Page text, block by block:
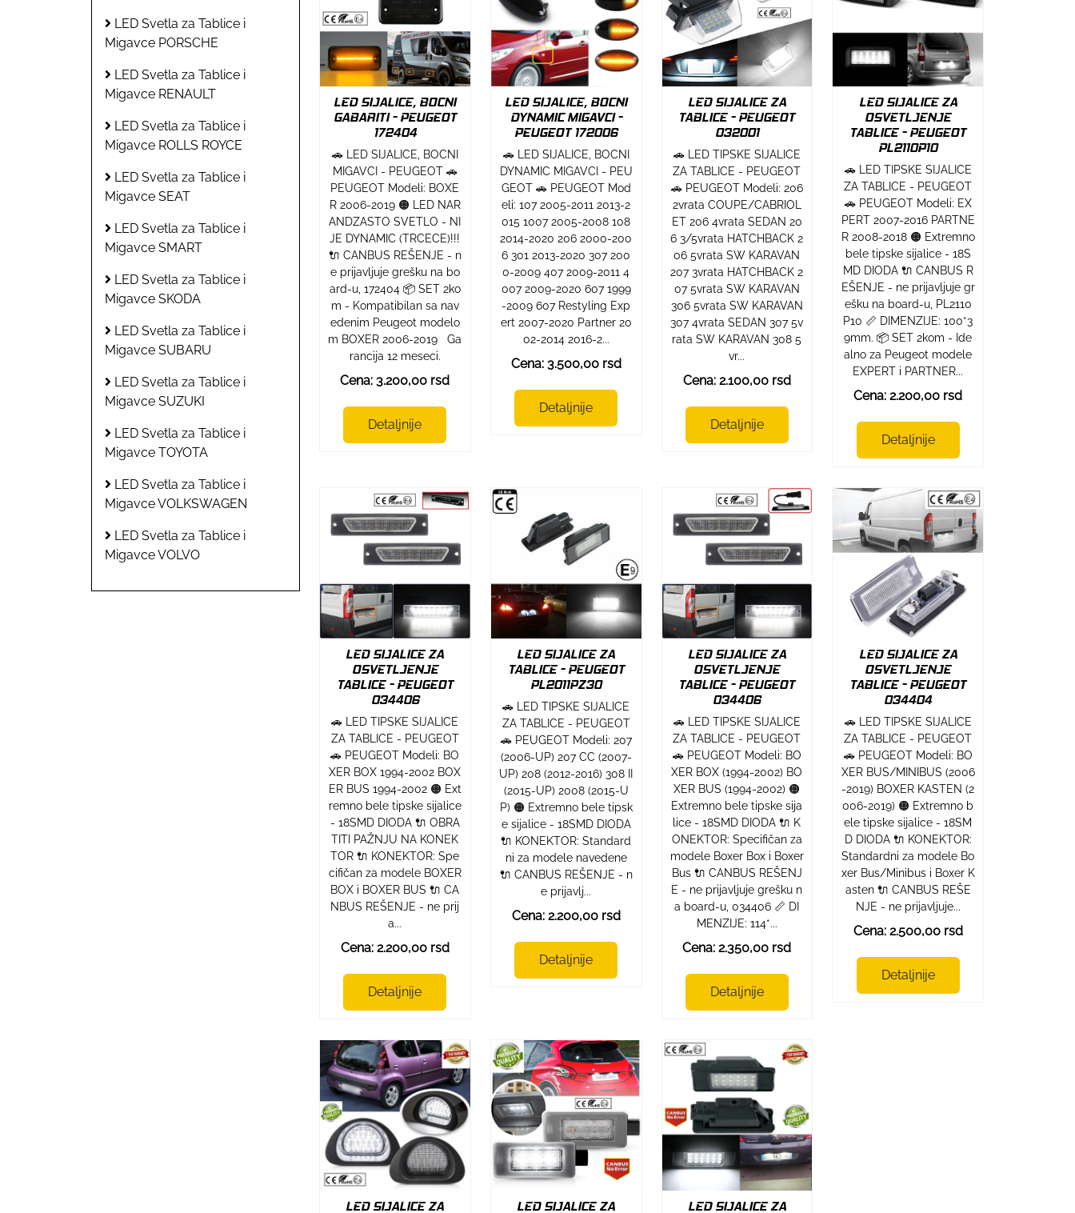
LED Svetla za Tablice i
Migavce PORSCHE
LED Svetla za Tablice i
Migavce RENAULT
LED Svetla za Tablice i
Migavce ROLLS ROYCE
LED Svetla za Tablice i
Migavce SEAT
LED Svetla za Tablice i
Migavce SMART
LED Svetla za Tablice i
Migavce SKODA
LED Svetla za Tablice i
Migavce SUBARU
LED Svetla za Tablice i
Migavce SUZUKI
LED Svetla za Tablice i
Migavce TOYOTA
LED Svetla za Tablice i
Migavce VOLKSWAGEN
LED Svetla za Tablice i
Migavce VOLVO
LED SIJALICE, BOCNI
GABARITI - PEUGEOT
172404
🚗 LED SIJALICE, BOCNI
MIGAVCI - PEUGEOT 🚗
PEUGEOT Modeli: BOXE
R 2006-2019 🟠 LED NAR
ANDZASTO SVETLO - NI
JE DYNAMIC (TRCECE)!!!
🔌 CANBUS REŠENJE - n
e prijavljuje grešku na bo
ard-u, 172404 📦 SET 2ko
m - Kompatibilan sa nav
edenim Peugeot modelo
m BOXER 2006-2019 Ga
rancija 12 meseci.
Cena: 3.200,00 rsd
Detaljnije
LED SIJALICE, BOCNI
DYNAMIC MIGAVCI -
PEUGEOT 172006
🚗 LED SIJALICE, BOCNI
DYNAMIC MIGAVCI - PEU
GEOT 🚗 PEUGEOT Mod
eli: 107 2005-2011 2013-2
015 1007 2005-2008 108
2014-2020 206 2000-200
6 301 2013-2020 307 200
0-2009 407 2009-2011 4
007 2009-2020 607 1999
-2009 607 Restyling Exp
ert 2007-2020 Partner 20
02-2014 2016-2...
Cena: 3.500,00 rsd
Detaljnije
LED SIJALICE ZA
TABLICE - PEUGEOT
032001
🚗 LED TIPSKE SIJALICE
ZA TABLICE - PEUGEOT
🚗 PEUGEOT Modeli: 206
2vrata COUPE/CABRIOL
ET 206 4vrata SEDAN 20
6 3/5vrata HATCHBACK 2
06 5vrata SW KARAVAN
207 3vrata HATCHBACK 2
07 5vrata SW KARAVAN
306 5vrata SW KARAVAN
307 4vrata SEDAN 307 5v
rata SW KARAVAN 308 5
vr...
Cena: 2.100,00 rsd
Detaljnije
LED SIJALICE ZA
OSVETLJENJE
TABLICE - PEUGEOT
PL2110P10
🚗 LED TIPSKE SIJALICE
ZA TABLICE - PEUGEOT
🚗 PEUGEOT Modeli: EX
PERT 2007-2016 PARTNE
R 2008-2018 🟠 Extremno
bele tipske sijalice - 18S
MD DIODA 🔌 CANBUS R
EŠENJE - ne prijavljuje gr
ešku na board-u, PL2110
P10 📏 DIMENZIJE: 100*3
9mm. 📦 SET 2kom - Ide
alno za Peugeot modele
EXPERT i PARTNER...
Cena: 2.200,00 rsd
Detaljnije
LED SIJALICE ZA
OSVETLJENJE
TABLICE - PEUGEOT
034406
🚗 LED TIPSKE SIJALICE
ZA TABLICE - PEUGEOT
🚗 PEUGEOT Modeli: BO
XER BOX 1994-2002 BOX
ER BUS 1994-2002 🟠 Ext
remno bele tipske sijalice
- 18SMD DIODA 🔌 OBRA
TITI PAŽNJU NA KONEK
TOR 🔌 KONEKTOR: Spe
cifičan za modele BOXER
BOX i BOXER BUS 🔌 CA
NBUS REŠENJE - ne prij
a...
Cena: 2.200,00 rsd
Detaljnije
LED SIJALICE ZA
TABLICE - PEUGEOT
PL2011PZ30
🚗 LED TIPSKE SIJALICE
ZA TABLICE - PEUGEOT
🚗 PEUGEOT Modeli: 207
(2006-UP) 207 CC (2007-
UP) 208 (2012-2016) 308 II
(2015-UP) 2008 (2015-U
P) 🟠 Extremno bele tipsk
e sijalice - 18SMD DIODA
🔌 KONEKTOR: Standard
ni za modele navedene
🔌 CANBUS REŠENJE - n
e prijavlj...
Cena: 2.200,00 rsd
Detaljnije
LED SIJALICE ZA
OSVETLJENJE
TABLICE - PEUGEOT
034406
🚗 LED TIPSKE SIJALICE
ZA TABLICE - PEUGEOT
🚗 PEUGEOT Modeli: BO
XER BOX (1994-2002) BO
XER BUS (1994-2002) 🟠
Extremno bele tipske sija
lice - 18SMD DIODA 🔌 K
ONEKTOR: Specifičan za
modele Boxer Box i Boxer
Bus 🔌 CANBUS REŠENJ
E - ne prijavljuje grešku n
a board-u, 034406 📏 DI
MENZIJE: 114*...
Cena: 2.350,00 rsd
Detaljnije
LED SIJALICE ZA
OSVETLJENJE
TABLICE - PEUGEOT
034404
🚗 LED TIPSKE SIJALICE
ZA TABLICE - PEUGEOT
🚗 PEUGEOT Modeli: BO
XER BUS/MINIBUS (2006
-2019) BOXER KASTEN (2
006-2019) 🟠 Extremno b
ele tipske sijalice - 18SM
D DIODA 🔌 KONEKTOR:
Standardni za modele Bo
xer Bus/Minibus i Boxer K
asten 🔌 CANBUS REŠE
NJE - ne prijavljuje...
Cena: 2.500,00 rsd
Detaljnije
LED SIJALICE ZA LED SIJALICE ZA LED SIJALICE ZA